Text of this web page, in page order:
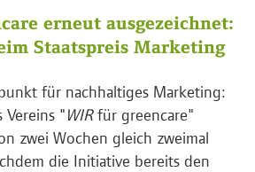
erneut ausgezeichnet:
Staatspreis Marketing
für nachhaltiges Marketing:
"WIRfür greencare"
zwei Wochen gleich zweimal
die Initiative bereits den